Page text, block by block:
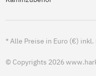
*Alle Preise in Euro (€)
© Copyrights 2026